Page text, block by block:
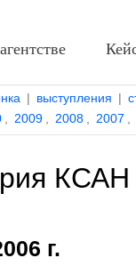
| выступления |
2009 2008 2007
г.